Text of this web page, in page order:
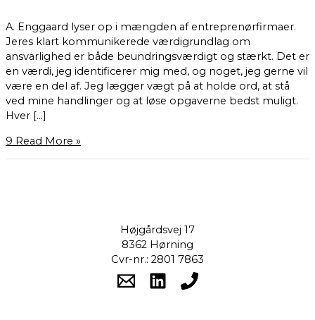
A. Enggaard lyser op i mængden af entreprenørfirmaer.
Jeres klart kommunikerede værdigrundlag om
ansvarlighed er både beundringsværdigt og stærkt. Det er
en værdi, jeg identificerer mig med, og noget, jeg gerne vil
være en del af. Jeg lægger vægt på at holde ord, at stå
ved mine handlinger og at løse opgaverne bedst muligt.
Hver […]
9 Read More »
Højgårdsvej 17
8362 Hørning
Cvr-nr.: 2801 7863